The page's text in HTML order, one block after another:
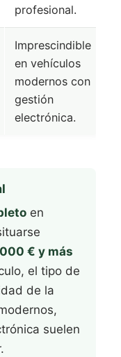
profesional.
Imprescindible
en vehículos
modernos con
gestión
electrónica.
en
€ y más
el tipo de
de la
suelen